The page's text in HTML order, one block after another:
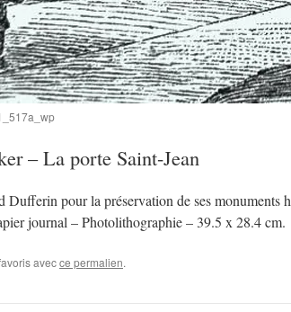
– La porte Saint-Jean
Dufferin pour la préservation de ses
journal – Photolithographie – 39.5 x 28.4 cm.
avecce permalien.